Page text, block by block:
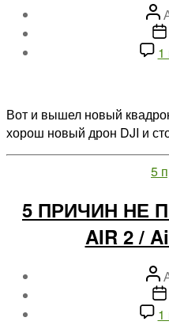
1
Вот и вышел новый
хорош новый дрон DJI и
5
5 ПРИЧИН НЕ
AIR 2 /
1